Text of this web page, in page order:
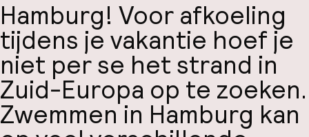
Hamburg! Voor afkoeling
tijdens je vakantie hoef je
niet per se het strand in
Zuid-Europa op te zoeken.
Zwemmen in Hamburg kan